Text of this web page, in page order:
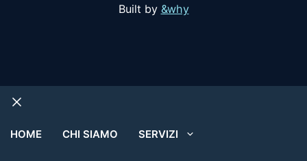
Built by &why
HOME CHI SIAMO SERVIZI